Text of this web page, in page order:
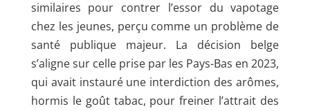
similaires pour contrer l’essor du vapotage
chez les jeunes, perçu comme un problème de
santé publique majeur. La décision belge
s’aligne sur celle prise par les Pays-Bas en 2023,
qui avait instauré une interdiction des arômes,
hormis le goût tabac, pour freiner l’attrait des